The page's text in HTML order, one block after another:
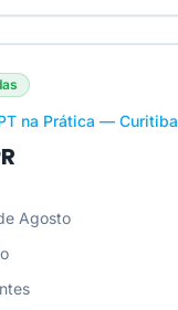
na Prática — Curitiba
Agosto